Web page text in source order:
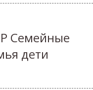
Семейные
дети